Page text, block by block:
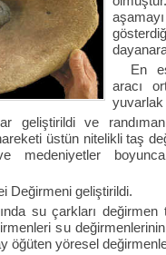
En
aracı
yuvarlak
geliştirildi ve
üstün nitelikli taş
medeniyetler
Değirmeni geliştirildi.
su çarkları değirmen
su
öğüten yöresel